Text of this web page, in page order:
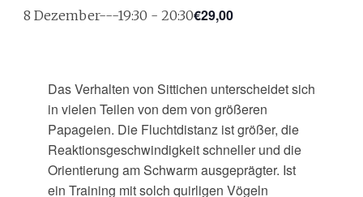
8 Dezember---19:30 - 20:30€29,00
Das Verhalten von Sittichen unterscheidet sich
in vielen Teilen von dem von größeren
Papageien. Die Fluchtdistanz ist größer, die
Reaktionsgeschwindigkeit schneller und die
Orientierung am Schwarm ausgeprägter. Ist
ein Training mit solch quirligen Vögeln